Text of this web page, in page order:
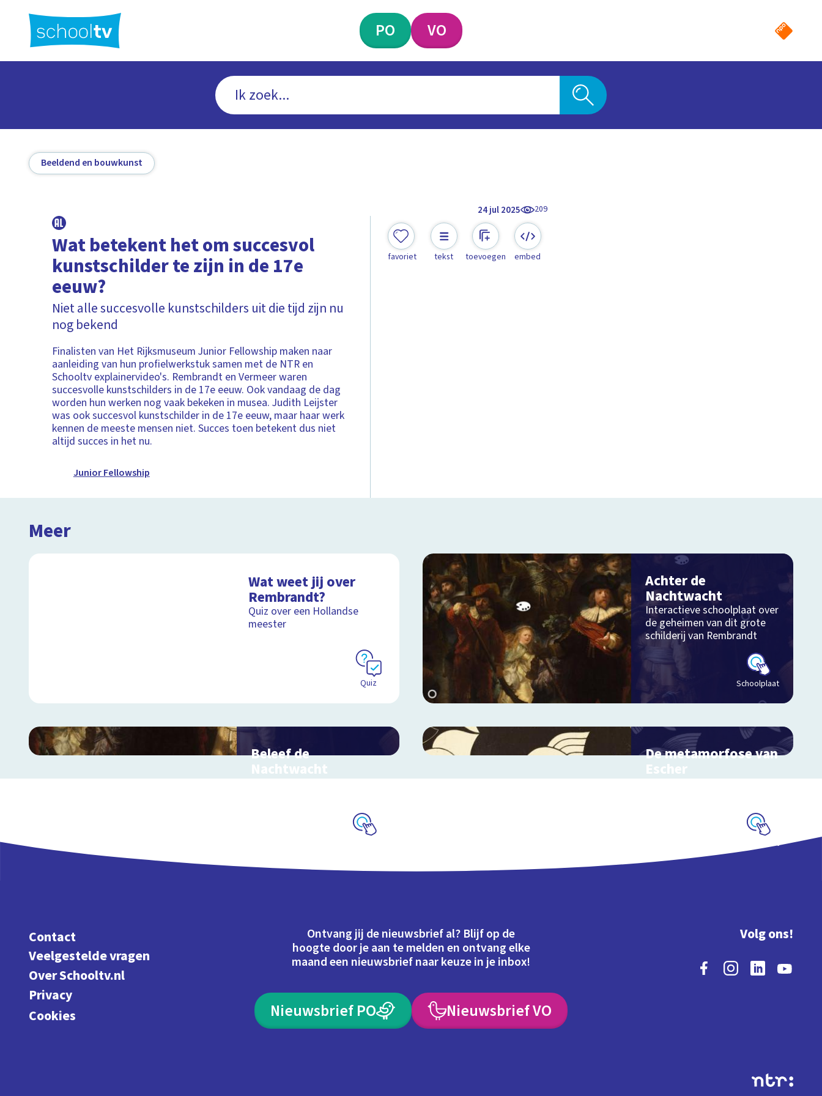
hoofdinhoud
PO VO
Beeldend en bouwkunst
24 jul 2025 209
Wat betekent het om succesvol
kunstschilder te zijn in de 17e
eeuw?
Niet alle succesvolle kunstschilders uit die tijd zijn nu
nog bekend
Finalisten van Het Rijksmuseum Junior Fellowship maken naar
aanleiding van hun profielwerkstuk samen met de NTR en
Schooltv explainervideo's. Rembrandt en Vermeer waren
succesvolle kunstschilders in de 17e eeuw. Ook vandaag de dag
worden hun werken nog vaak bekeken in musea. Judith Leijster
was ook succesvol kunstschilder in de 17e eeuw, maar haar werk
kennen de meeste mensen niet. Succes toen betekent dus niet
altijd succes in het nu.
Junior Fellowship
favoriet tekst toevoegen embed
Meer
Wat weet jij over
Rembrandt?
Quiz over een Hollandse
meester
Quiz
Achter de
Nachtwacht
Interactieve schoolplaat over
de geheimen van dit grote
schilderij van Rembrandt
Schoolplaat
Beleef de
Nachtwacht
Interactieve schoolplaat over
De metamorfose van
Escher
Interactieve schoolplaat over
Schoolplaat
Contact
Veelgestelde vragen
Over Schooltv.nl
Privacy
Cookies
Ontvang jij de nieuwsbrief al? Blijf op de
hoogte door je aan te melden en ontvang elke
maand een nieuwsbrief naar keuze in je inbox!
Nieuwsbrief PO Nieuwsbrief VO
Volg ons!